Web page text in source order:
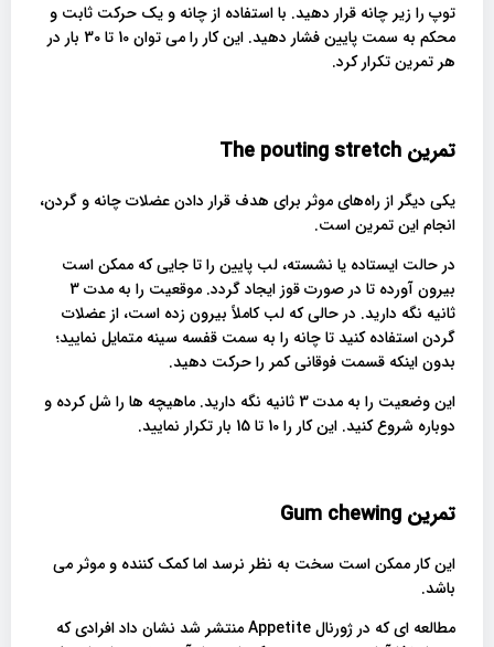
توپ را زیر چانه قرار دهید. با استفاده از چانه و یک حرکت ثابت و
محکم به سمت پایین فشار دهید. این کار را می توان 10 تا 30 بار در
هر تمرین تکرار کرد.
تمرین The pouting stretch
یکی دیگر از راه‌های موثر برای هدف قرار دادن عضلات چانه و گردن،
انجام این تمرین است.
در حالت ایستاده یا نشسته، لب پایین را تا جایی که ممکن است
بیرون آورده تا در صورت قوز ایجاد گردد. موقعیت را به مدت 3
ثانیه نگه دارید. در حالی که لب کاملاً بیرون زده است، از عضلات
گردن استفاده کنید تا چانه را به سمت قفسه سینه متمایل نمایید؛
بدون اینکه قسمت فوقانی کمر را حرکت دهید.
این وضعیت را به مدت 3 ثانیه نگه دارید. ماهیچه ها را شل کرده و
دوباره شروع کنید. این کار را 10 تا 15 بار تکرار نمایید.
تمرین Gum chewing
این کار ممکن است سخت به نظر نرسد اما کمک کننده و موثر می
باشد.
مطالعه ای که در ژورنال Appetite منتشر شد نشان داد افرادی که